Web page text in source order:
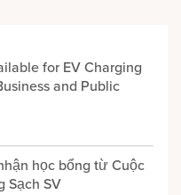
for EV Charging
and Public
học bổng từ Cuộc
Sạch SV